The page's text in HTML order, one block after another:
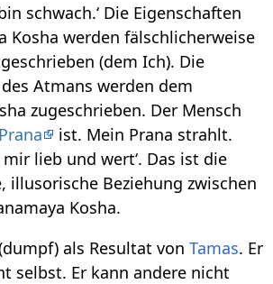
schwach.‘ Die Eigenschaften
Kosha werden fälschlicherweise
(dem Ich). Die
Atmans werden dem
zugeschrieben. Der Mensch
Prana
ist. Mein Prana strahlt.
lieb und wert‘. Das ist die
illusorische Beziehung zwischen
Kosha.
als Resultat vonTamas. Er
selbst. Er kann andere nicht